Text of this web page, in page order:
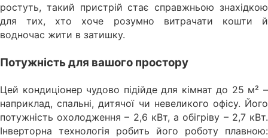
ростуть, такий пристрій стає справжньою знахідкою
для тих, хто хоче розумно витрачати кошти й
водночас жити в затишку.
Потужність для вашого простору
Цей кондиціонер чудово підійде для кімнат до 25 м² –
наприклад, спальні, дитячої чи невеликого офісу. Його
потужність охолодження – 2,6 кВт, а обігріву – 2,7 кВт.
Інверторна технологія робить його роботу плавною: